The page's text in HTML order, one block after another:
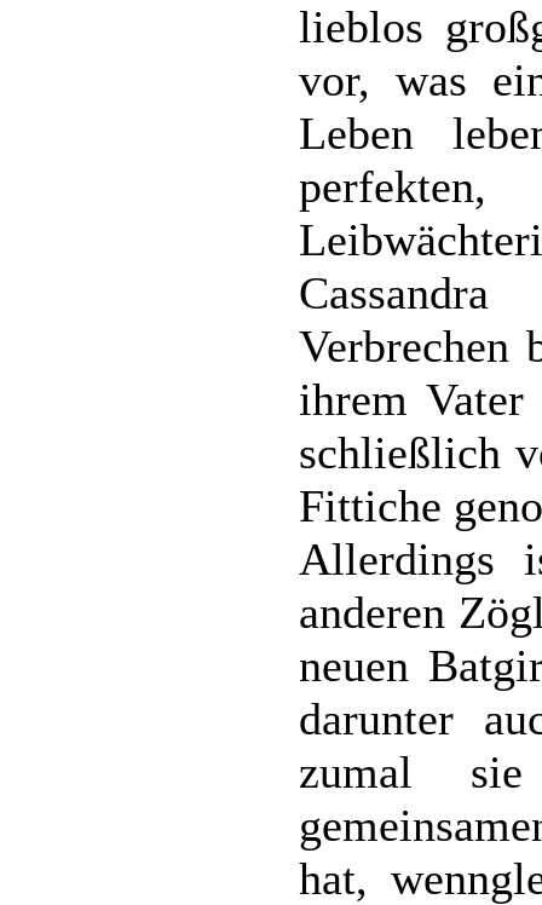
lieblos
vor, was
Leben
Verbrechen
ihrem
schließlich
Fittiche
Allerdings
anderen
neuen
darunter
zumal
hat,